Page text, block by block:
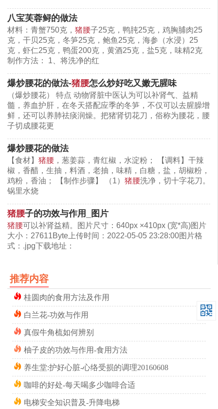
八宝芙蓉鲟的做法
材料：青蟹750克， 猪腰子25克，鸭肫25克，鸡胸脯肉25
克，干贝25克，冬笋25克，鲍鱼25克，海参（水浸）25
克，虾仁25克，鸭蛋200克，黄酒25克，盐5克，味精2克
制作方法： 1、将洗净的红
爆炒腰花的做法-猪腰怎么炒好吃又嫩无腥味
（爆炒腰花） 特点 动物肾脏中医认为可以补肾气、益精
髓，养血护肝，在冬天搭配应季的冬笋，不仅可以去腥臊增
鲜，还可以养肺祛痰润燥。把猪肾切花刀，俗称为腰花，腰
子切成腰花更
爆炒腰花的做法
【食材】 猪腰 ，葱姜蒜，青红椒，水淀粉； 【调料】干辣
椒，香醋，生抽，料酒，老抽，味精，白糖，盐，胡椒粉，
鸡粉，香油； 【制作步骤】 （1） 猪腰洗净，切十字花刀。
锅里水烧
猪腰子的功效与作用_图片
猪腰可以补肾益精。图片尺寸：640px ×410px (宽*高)图片
大小：27611Byte上传时间：2022-05-05 23:28:00图片格
式：.jpg下载地址：
推荐内容
桂圆肉的食用方法及作用
白兰花-功效与作用
真假牛角梳如何辨别
柚子皮的功效与作用-食用方法
养生堂:护好心脏-心络受损的调理20160608
咖啡的好处-每天喝多少咖啡合适
电梯安全知识普及-升降电梯